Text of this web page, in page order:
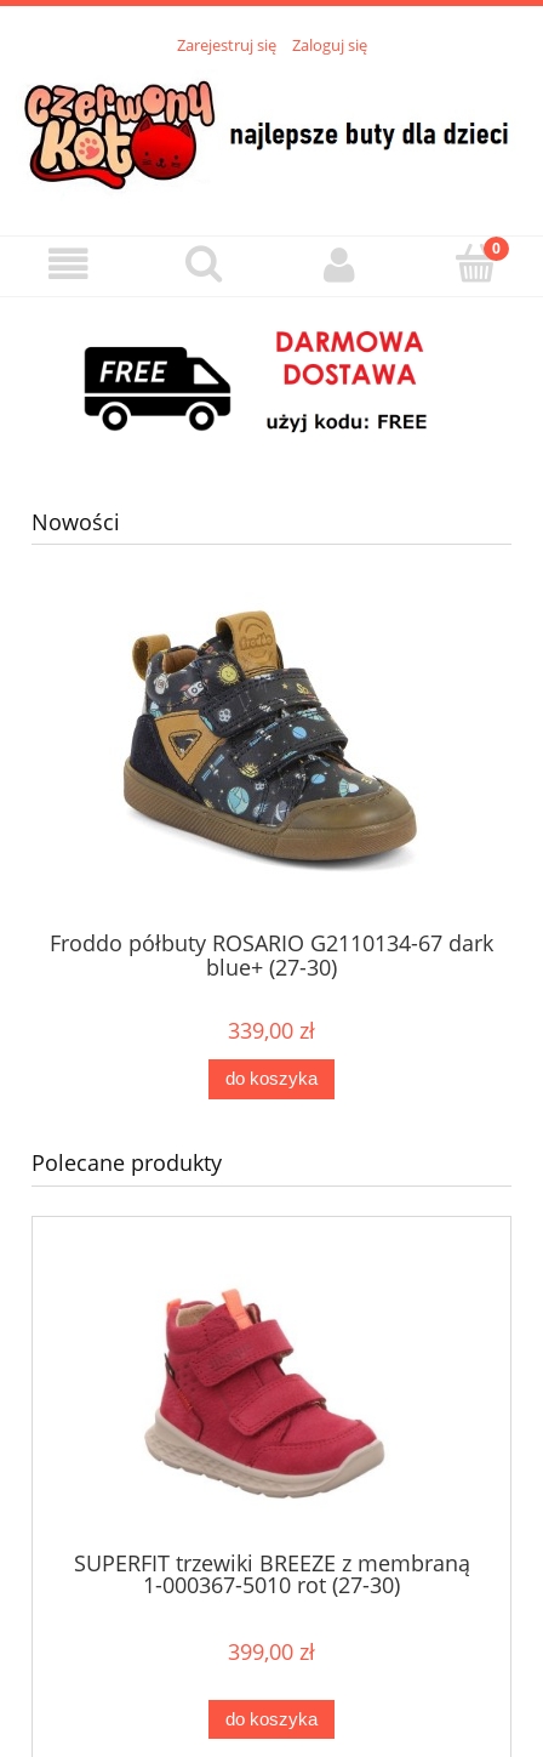
Zarejestruj się Zaloguj się
Nowości
Froddo półbuty ROSARIO G2110134-67 dark
blue+ (27-30)
339,00 zł
do koszyka
Polecane produkty
SUPERFIT trzewiki BREEZE z membraną
1-000367-5010 rot (27-30)
399,00 zł
do koszyka